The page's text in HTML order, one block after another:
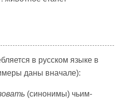
в русском языке в
даны вначале):
(синонимы) чьим-